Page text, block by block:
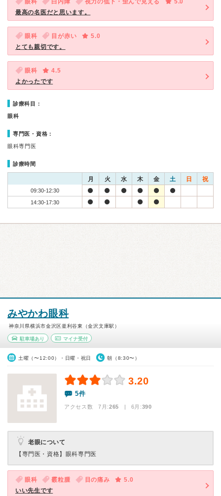
眼科 白内障 視力の低下・歪んで見える
5.0
最高の名医だと思います。
眼科 目が赤い
5.0
とても親切です。
眼科
4.5
よかったです
診療科目：
眼科
専門医・資格：
眼科専門医
診療時間
月 火 水 木 金 土 日 祝
09:30-12:30
14:30-17:30
みやかわ眼科
神奈川県横浜市金沢区釜利谷東（金沢文庫駅）
駐車場あり マイナ受付
土曜（〜12:00）・日曜・祝日 朝（8:30〜）
3.20
5件
アクセス数 7月:265 | 6月:390
老眼について
【専門医・資格】 眼科専門医
眼科 霰粒腫 目の痛み
5.0
いい先生です